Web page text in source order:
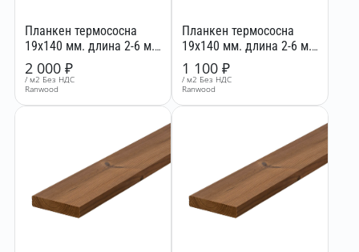
Планкен термососна
19x140 мм. длина 2-6 м.
сорт АВ
2 000 ₽
/ м2 Без НДС
Ranwood
Планкен термососна
19x140 мм. длина 2-6 м.
сорт ВС
1 100 ₽
/ м2 Без НДС
Ranwood